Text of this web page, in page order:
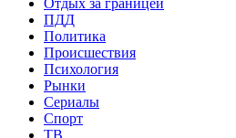
ПДД
Политика
Происшествия
Психология
Рынки
Сериалы
Спорт
ТВ